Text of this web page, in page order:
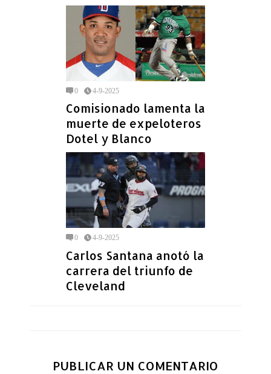
0 4-9-2025
Comisionado lamenta la
muerte de expeloteros
Dotel y Blanco
0 4-9-2025
Carlos Santana anotó la
carrera del triunfo de
Cleveland
PUBLICAR UN COMENTARIO